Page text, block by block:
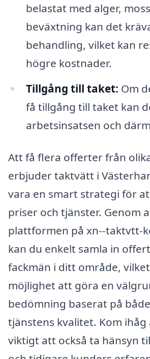
belastat med alger,
beväxtning kan det
behandling, vilket kan
högre kostnader.
Tillgång till taket: Om
få tillgång till taket kan
arbetsinsatsen och
Att få flera offerter från
erbjuder taktvätt i
vara en smart strategi för
priser och tjänster. Genom
plattformen på xn--taktvtt-
kan du enkelt samla in
fackmän i ditt område,
möjlighet att göra en
bedömning baserat på
tjänstens kvalitet. Kom
viktigt att också ta hänsyn